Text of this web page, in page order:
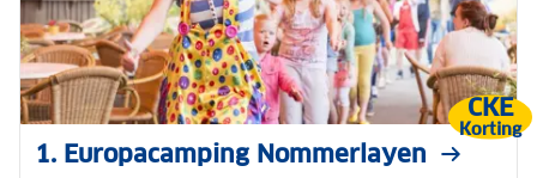
CKE
Korting
1. Europacamping Nommerlayen